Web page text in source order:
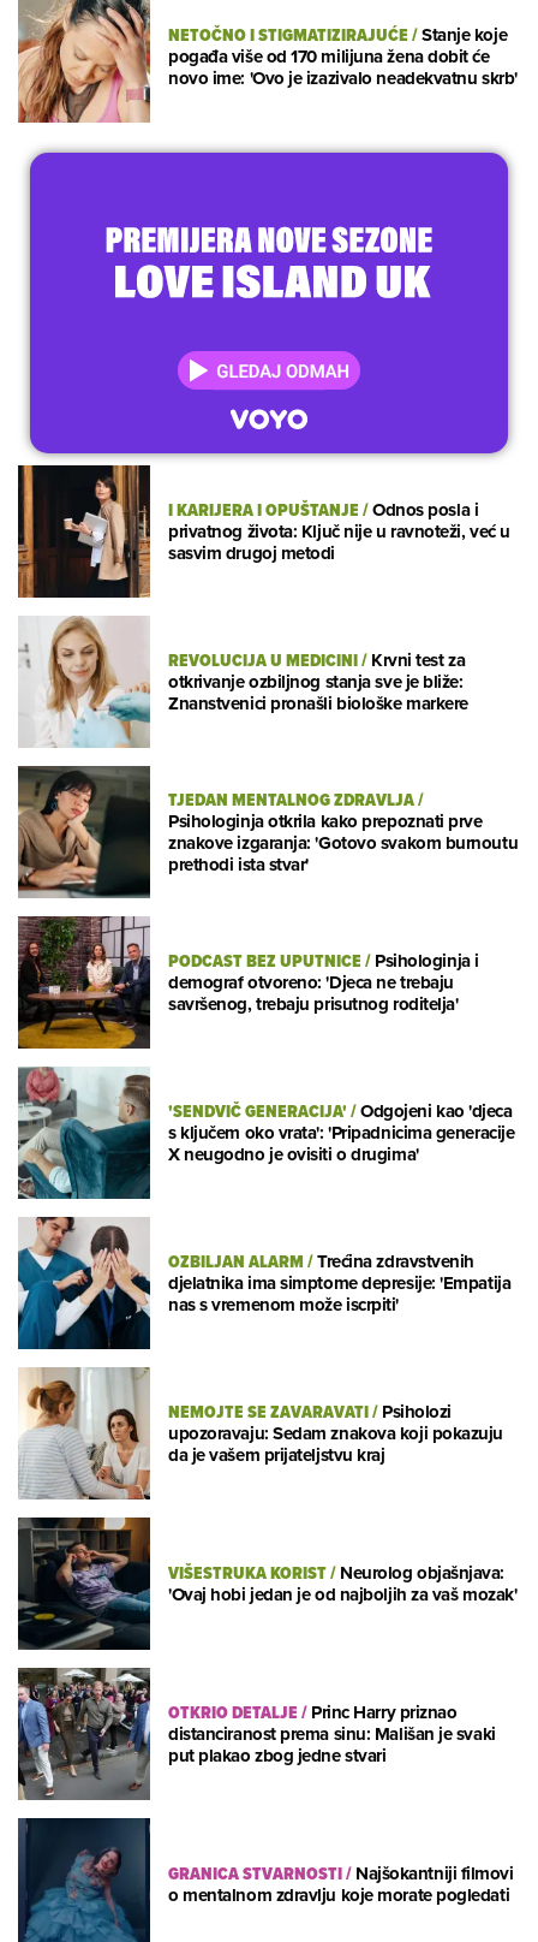
NETOČNO I STIGMATIZIRAJUĆE/Stanje koje
pogađa više od 170 milijuna žena dobit će
novo ime: 'Ovo je izazivalo neadekvatnu skrb'
I KARIJERA I OPUŠTANJE/Odnos posla i
privatnog života: Ključ nije u ravnoteži, već u
sasvim drugoj metodi
REVOLUCIJA U MEDICINI/Krvni test za
otkrivanje ozbiljnog stanja sve je bliže:
Znanstvenici pronašli biološke markere
TJEDAN MENTALNOG ZDRAVLJA/
Psihologinja otkrila kako prepoznati prve
znakove izgaranja: 'Gotovo svakom burnoutu
prethodi ista stvar'
PODCAST BEZ UPUTNICE/Psihologinja i
demograf otvoreno: 'Djeca ne trebaju
savršenog, trebaju prisutnog roditelja'
'SENDVIČ GENERACIJA'/Odgojeni kao 'djeca
s ključem oko vrata': 'Pripadnicima generacije
X neugodno je ovisiti o drugima'
OZBILJAN ALARM/Trećina zdravstvenih
djelatnika ima simptome depresije: 'Empatija
nas s vremenom može iscrpiti'
NEMOJTE SE ZAVARAVATI/Psiholozi
upozoravaju: Sedam znakova koji pokazuju
da je vašem prijateljstvu kraj
VIŠESTRUKA KORIST/Neurolog objašnjava:
'Ovaj hobi jedan je od najboljih za vaš mozak'
OTKRIO DETALJE/Princ Harry priznao
distanciranost prema sinu: Mališan je svaki
put plakao zbog jedne stvari
GRANICA STVARNOSTI/Najšokantniji filmovi
o mentalnom zdravlju koje morate pogledati